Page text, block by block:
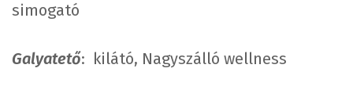
simogató
Galyatető: kilátó, Nagyszálló wellness